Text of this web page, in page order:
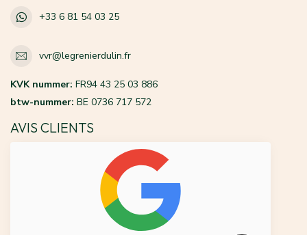
+33 6 81 54 03 25
vvr@legrenierdulin.fr
KVK nummer: FR94 43 25 03 886
btw-nummer: BE 0736 717 572
AVIS CLIENTS